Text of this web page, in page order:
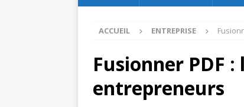
ACCUEIL ENTREPRISE
Fusionner PDF
entrepreneurs